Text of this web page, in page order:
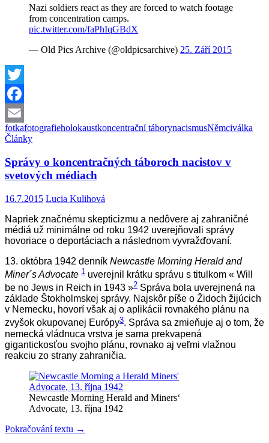
Nazi soldiers react as they are forced to watch footage
from concentration camps.
pic.twitter.com/faPhIqGBdX
— Old Pics Archive (@oldpicsarchive) 25. Září 2015
Twitter
Facebook
Email
fotkafotografieholokaustkoncentrační táborynacismusNěmciválka
Články
Správy o koncentračných táboroch nacistov v
svetových médiach
16.7.2015 Lucia Kulihová
Napriek značnému skepticizmu a nedôvere aj zahraničné
médiá už minimálne od roku 1942 uverejňovali správy
hovoriace o deportáciach a následnom vyvražďovaní.
13. októbra 1942 denník Newcastle Morning Herald and
Miner´s Advocate 1 uverejnil krátku správu s titulkom « Will
be no Jews in Reich in 1943 »2 Správa bola uverejnená na
základe Štokholmskej správy. Najskôr píše o Židoch žijúcich
v Nemecku, hovorí však aj o aplikácii rovnakého plánu na
zvyšok okupovanej Európy3. Správa sa zmieňuje aj o tom, že
nemecká vládnuca vrstva je sama prekvapená
gigantickosťou svojho plánu, rovnako aj veľmi vlažnou
reakciu zo strany zahraničia.
Newcastle Morning Herald and Miners‘
Advocate, 13. října 1942
Pokračování textu Správy
→